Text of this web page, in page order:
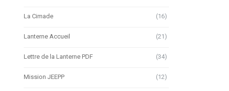
La Cimade (16)
Lanterne Accueil (21)
Lettre de la Lanterne PDF (34)
Mission JEEPP (12)